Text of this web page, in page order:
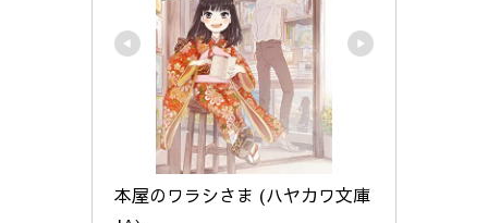
本屋のワラシさま (ハヤカワ文庫